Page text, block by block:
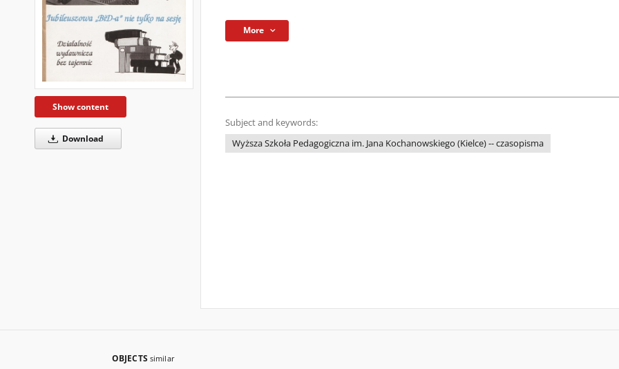
Show content
Download
More
Subject and keywords:
Wyższa Szkoła Pedagogiczna im. Jana Kochanowskiego (Kielce) -- czasopisma
OBJECTS similar